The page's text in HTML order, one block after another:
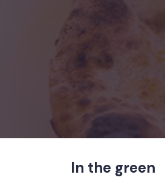
In the green